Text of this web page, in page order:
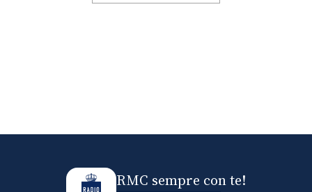
RMC sempre con te!